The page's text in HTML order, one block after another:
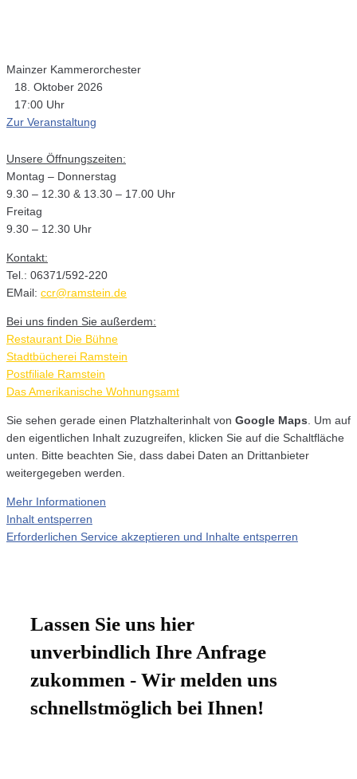
Mainzer Kammerorchester
18. Oktober 2026
17:00 Uhr
Zur Veranstaltung
Unsere Öffnungszeiten:
Montag – Donnerstag
9.30 – 12.30 & 13.30 – 17.00 Uhr
Freitag
9.30 – 12.30 Uhr
Kontakt:
Tel.: 06371/592-220
EMail: ccr@ramstein.de
Bei uns finden Sie außerdem:
Restaurant Die Bühne
Stadtbücherei Ramstein
Postfiliale Ramstein
Das Amerikanische Wohnungsamt
Sie sehen gerade einen Platzhalterinhalt von Google Maps. Um auf
den eigentlichen Inhalt zuzugreifen, klicken Sie auf die Schaltfläche
unten. Bitte beachten Sie, dass dabei Daten an Drittanbieter
weitergegeben werden.
Mehr Informationen
Inhalt entsperren
Erforderlichen Service akzeptieren und Inhalte entsperren
Lassen Sie uns hier
unverbindlich Ihre Anfrage
zukommen - Wir melden uns
schnellstmöglich bei Ihnen!